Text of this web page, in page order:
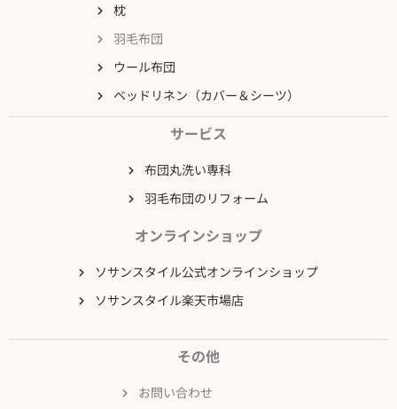
枕
羽毛布団
ウール布団
ベッドリネン（カバー＆シーツ）
サービス
布団丸洗い専科
羽毛布団のリフォーム
オンラインショップ
ソサンスタイル公式オンラインショップ
ソサンスタイル楽天市場店
その他
お問い合わせ